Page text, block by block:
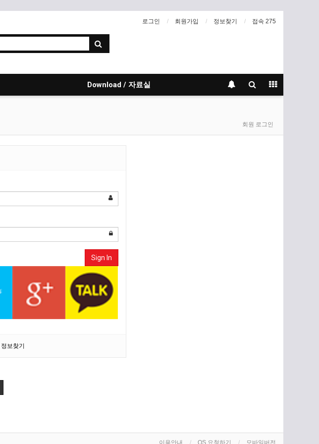
로그인 회원가입 정보찾기 접속 275
Download / 자료실
회원 로그인
Sign In
정보찾기
이용안내 OS 요청하기 모바일버전